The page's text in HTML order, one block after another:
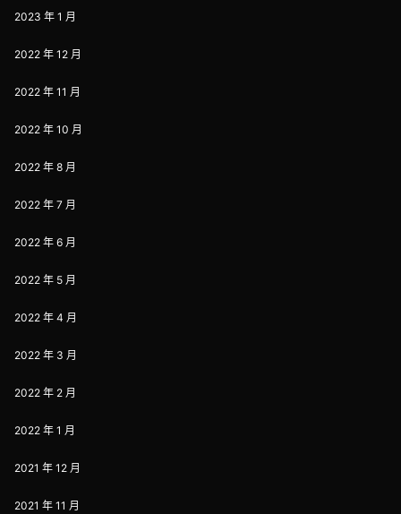
2023 年 1 月
2022 年 12 月
2022 年 11 月
2022 年 10 月
2022 年 8 月
2022 年 7 月
2022 年 6 月
2022 年 5 月
2022 年 4 月
2022 年 3 月
2022 年 2 月
2022 年 1 月
2021 年 12 月
2021 年 11 月